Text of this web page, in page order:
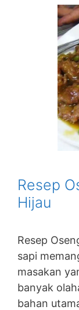
Resep
Hijau
Resep
sapi
masakan
banyak
bahan